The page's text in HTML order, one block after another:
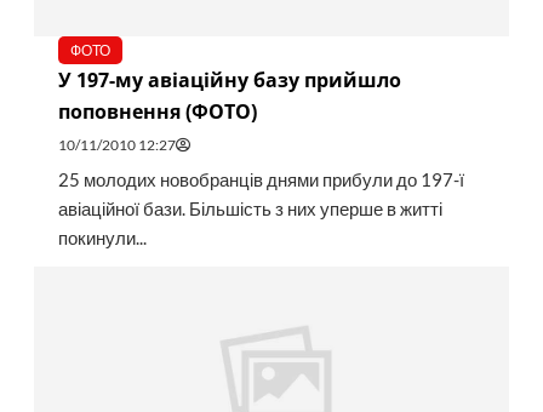
ФОТО
У 197-му авіаційну базу прийшло
поповнення (ФОТО)
10/11/2010 12:27
25 молодих новобранців днями прибули до 197-ї
авіаційної бази. Більшість з них уперше в житті
покинули...